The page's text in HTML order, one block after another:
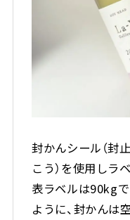
封かんシール（封
こう）を使用しラ
表ラベルは90kg
ように、封かんは